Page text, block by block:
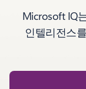
Microsoft IQ
인텔리전스